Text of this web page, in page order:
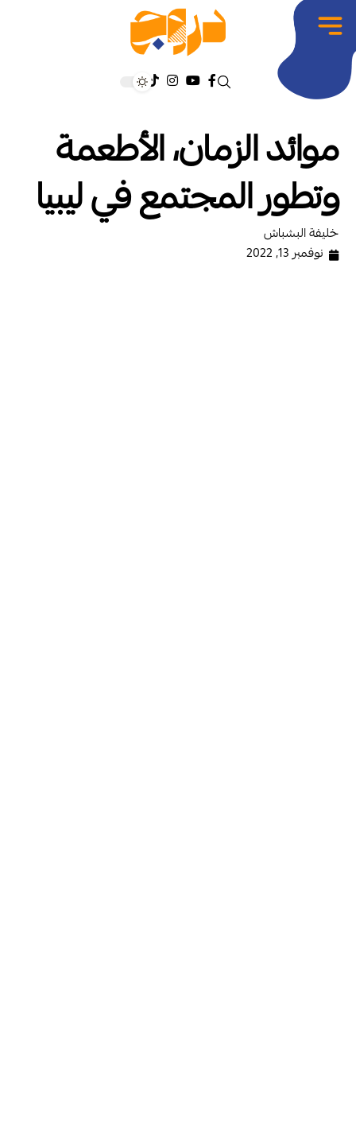
موائد الزمان، الأطعمة
وتطور المجتمع في ليبيا
خليفة البشباش
نوفمبر 13, 2022